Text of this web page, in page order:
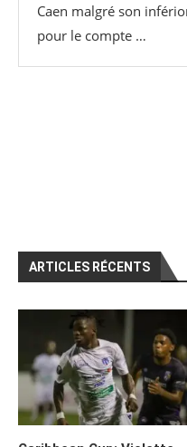
Caen malgré son
pour le compte …
ARTICLES RÉCENTS